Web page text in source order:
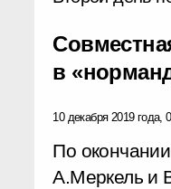
в
10 декабря 2019 года,
По
А.Меркель и